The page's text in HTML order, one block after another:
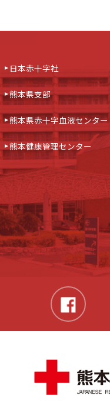
日本赤十字社
熊本県支部
熊本県赤十字血液センター
熊本健康管理センター